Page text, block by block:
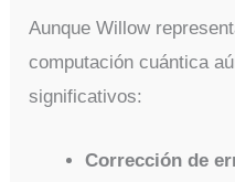
Aunque Willow
computación cuántica
significativos:
Corrección de